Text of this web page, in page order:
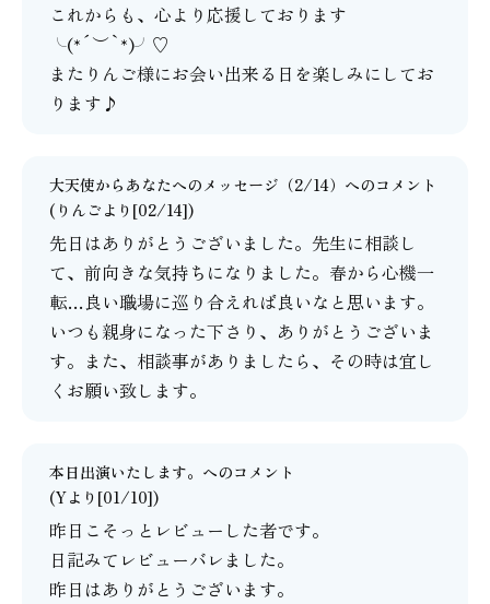
これからも、心より応援しております
╰(*´︶`*)╯♡
またりんご様にお会い出来る日を楽しみにしてお
ります♪
大天使からあなたへのメッセージ（2/14） へのコメント
(りんごより[02/14])
先日はありがとうございました。先生に相談し
て、前向きな気持ちになりました。春から心機一
転…良い職場に巡り合えれば良いなと思います。
いつも親身になった下さり、ありがとうございま
す。また、相談事がありましたら、その時は宜し
くお願い致します。
本日出演いたします。 へのコメント
(Yより[01/10])
昨日こそっとレビューした者です。
日記みてレビューバレました。
昨日はありがとうございます。